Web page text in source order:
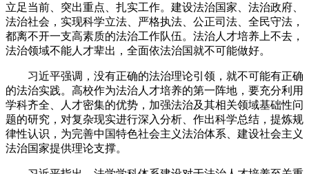
立足当前、突出重点、扎实工作。建设法治国家、法治政府、
法治社会，实现科学立法、严格执法、公正司法、全民守法，
都离不开一支高素质的法治工作队伍。法治人才培养上不去，
法治领域不能人才辈出，全面依法治国就不可能做好。
习近平强调，没有正确的法治理论引领，就不可能有正确
的法治实践。高校作为法治人才培养的第一阵地，要充分利用
学科齐全、人才密集的优势，加强法治及其相关领域基础性问
题的研究，对复杂现实进行深入分析、作出科学总结，提炼规
律性认识，为完善中国特色社会主义法治体系、建设社会主义
法治国家提供理论支撑。